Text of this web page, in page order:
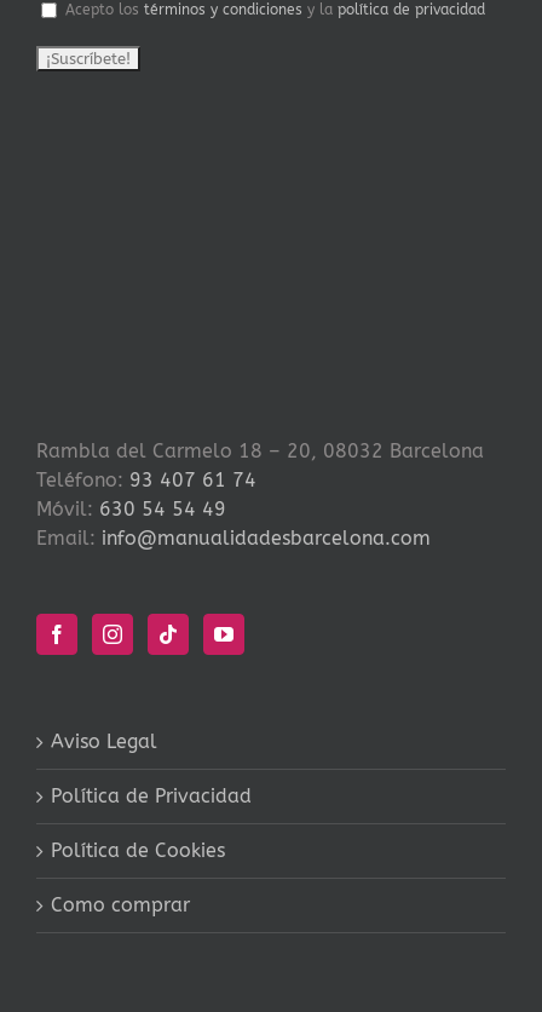
Acepto los términos y condiciones y la política de privacidad
Rambla del Carmelo 18 – 20, 08032 Barcelona
Teléfono: 93 407 61 74
Móvil: 630 54 54 49
Email: info@manualidadesbarcelona.com
Aviso Legal
Política de Privacidad
Política de Cookies
Como comprar